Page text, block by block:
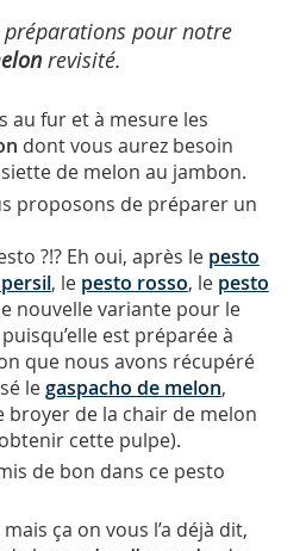
préparations pour notre
revisité.
au fur et à mesure les
dont vous aurez besoin
de melon au jambon.
proposons de préparer un
?!? Eh oui, après le pesto
, le pesto rosso, le pesto
nouvelle variante pour le
est préparée à
que nous avons récupéré
legaspacho de melon,
de la chair de melon
cette pulpe).
de bon dans ce pesto
ça on vous l’a déjà dit,